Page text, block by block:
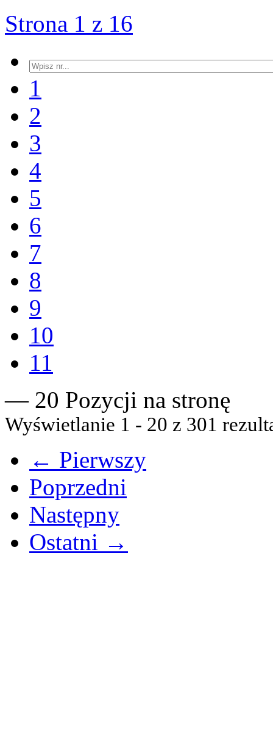
Strona 1 z 16
1
2
3
4
5
6
7
8
9
10
11
— 20 Pozycji na stronę
Wyświetlanie 1 - 20 z 301
← Pierwszy
Poprzedni
Następny
Ostatni →